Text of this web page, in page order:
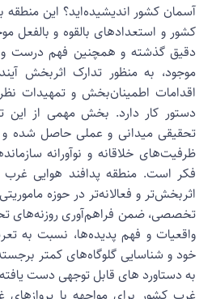
کشور اندیشیده‌اید؟ این منطقه
و استعدادهای بالقوه و بالفعل
گذشته و همچنین فهم درست
به منظور تدارک اثربخش آینده،
اطمینان‌بخش و تمهیدات
کار دارد. بخش مهمی از این
میدانی و عملی حاصل شده و
خلاقانه و نوآورانه
است. منطقه پدافند هوایی غرب به
و فعالانه‌تر در حوزه ماموریتی
ضمن فراهم‌آوری روزنه‌های تحلیلی
و فهم پدیده‌ها، نسبت به تعریف
و شناسایی گلوگاه‌های کمتر برجسته
دستاورد های قابل توجهی دست یافته